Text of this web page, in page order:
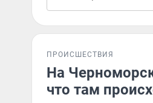
ПРОИСШЕСТВИЯ
На
что там